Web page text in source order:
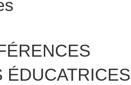
ÉDUCATRICES